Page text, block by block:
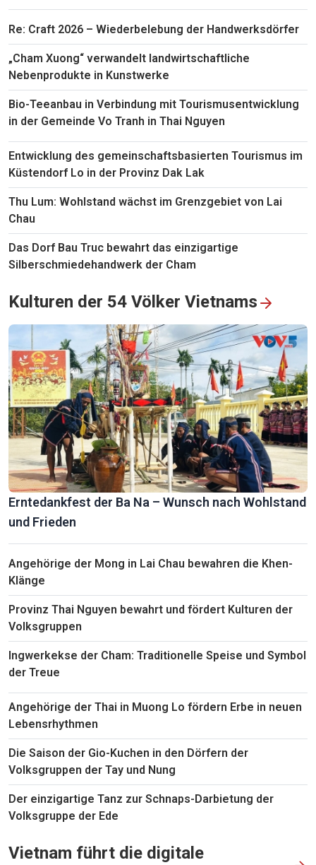
Re: Craft 2026 – Wiederbelebung der Handwerksdörfer
„Cham Xuong“ verwandelt landwirtschaftliche
Nebenprodukte in Kunstwerke
Bio-Teeanbau in Verbindung mit Tourismusentwicklung
in der Gemeinde Vo Tranh in Thai Nguyen
Entwicklung des gemeinschaftsbasierten Tourismus im
Küstendorf Lo in der Provinz Dak Lak
Thu Lum: Wohlstand wächst im Grenzgebiet von Lai
Chau
Das Dorf Bau Truc bewahrt das einzigartige
Silberschmiedehandwerk der Cham
Kulturen der 54 Völker Vietnams
Erntedankfest der Ba Na – Wunsch nach Wohlstand
und Frieden
Angehörige der Mong in Lai Chau bewahren die Khen-
Klänge
Provinz Thai Nguyen bewahrt und fördert Kulturen der
Volksgruppen
Ingwerkekse der Cham: Traditionelle Speise und Symbol
der Treue
Angehörige der Thai in Muong Lo fördern Erbe in neuen
Lebensrhythmen
Die Saison der Gio-Kuchen in den Dörfern der
Volksgruppen der Tay und Nung
Der einzigartige Tanz zur Schnaps-Darbietung der
Volksgruppe der Ede
Vietnam führt die digitale